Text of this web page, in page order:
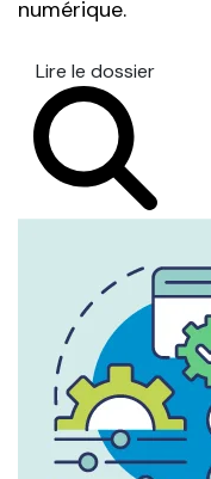
numérique.
Lire le dossier